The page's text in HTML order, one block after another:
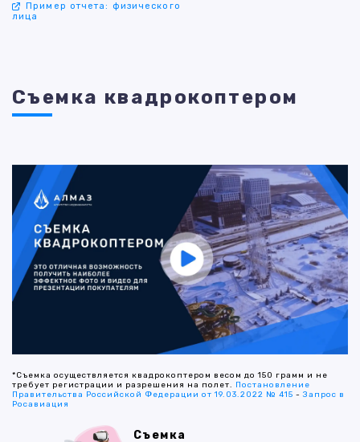
Пример отчета: физического
лица
Съемка квадрокоптером
*Съемка осуществляется квадрокоптером весом до 150 грамм и не
требует регистрации и разрешения на полет. Постановление
Правительства Российской Федерации от 19.03.2022 № 415 -Запрос в
Росавиация
Съемка